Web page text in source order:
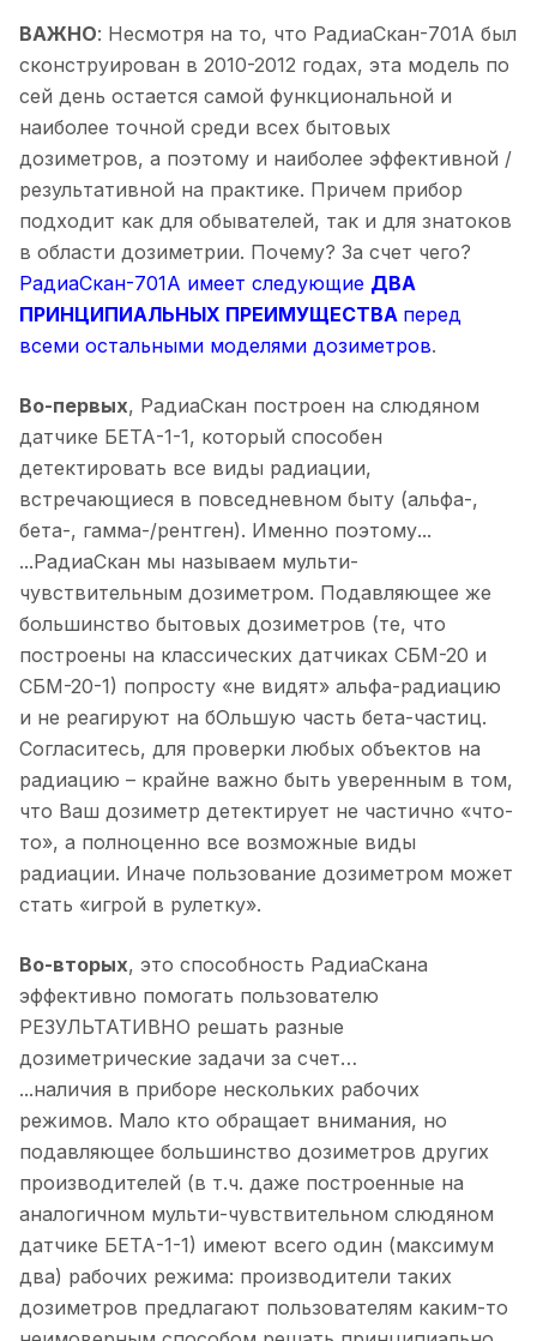
ВАЖНО: Несмотря на то, что РадиаСкан-701А был
сконструирован в 2010-2012 годах, эта модель по
сей день остается самой функциональной и
наиболее точной среди всех бытовых
дозиметров, а поэтому и наиболее эффективной /
результативной на практике. Причем прибор
подходит как для обывателей, так и для знатоков
в области дозиметрии. Почему? За счет чего?
РадиаСкан-701А имеет следующие ДВА
ПРИНЦИПИАЛЬНЫХ ПРЕИМУЩЕСТВА перед
всеми остальными моделями дозиметров.
Во-первых, РадиаСкан построен на слюдяном
датчике БЕТА-1-1, который способен
детектировать все виды радиации,
встречающиеся в повседневном быту (альфа-,
бета-, гамма-/рентген). Именно поэтому...
...РадиаСкан мы называем мульти-
чувствительным дозиметром. Подавляющее же
большинство бытовых дозиметров (те, что
построены на классических датчиках СБМ-20 и
СБМ-20-1) попросту «не видят» альфа-радиацию
и не реагируют на бОльшую часть бета-частиц.
Согласитесь, для проверки любых объектов на
радиацию – крайне важно быть уверенным в том,
что Ваш дозиметр детектирует не частично «что-
то», а полноценно все возможные виды
радиации. Иначе пользование дозиметром может
стать «игрой в рулетку».
Во-вторых, это способность РадиаСкана
эффективно помогать пользователю
РЕЗУЛЬТАТИВНО решать разные
дозиметрические задачи за счет…
...наличия в приборе нескольких рабочих
режимов. Мало кто обращает внимания, но
подавляющее большинство дозиметров других
производителей (в т.ч. даже построенные на
аналогичном мульти-чувствительном слюдяном
датчике БЕТА-1-1) имеют всего один (максимум
два) рабочих режима: производители таких
дозиметров предлагают пользователям каким-то